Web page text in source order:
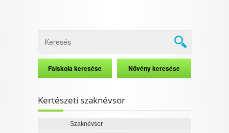
Kertészeti szaknévsor
Szaknévsor